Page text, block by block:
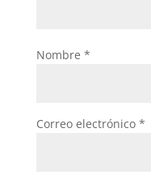
Nombre *
Correo electrónico *